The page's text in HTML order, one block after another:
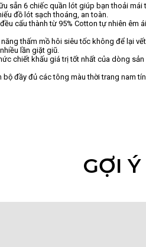
sẵn 6 chiếc quần lót giúp bạn thoải
đồ lót sạch thoáng, an toàn.
cấu thành từ 95% Cotton tự nhiên
thấm mồ hôi siêu tốc không để lại
lần giặt giũ.
chiết khấu giá trị tốt nhất của dòng
bộ đầy đủ các tông màu thời trang nam
GỢI